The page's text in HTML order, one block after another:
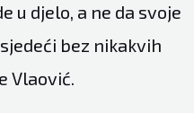
u djelo, a ne da svoje
bez nikakvih
Vlaović.